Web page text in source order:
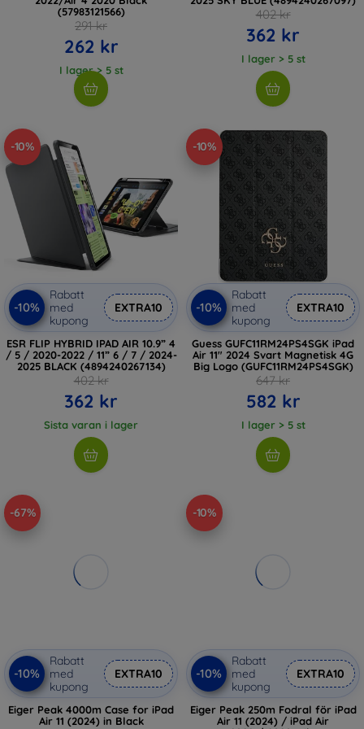
(57983121566)
291 kr
262 kr
I lager > 5 st
402 kr
362 kr
I lager > 5 st
-10%
-10%
Rabatt
med
kupong
EXTRA10
ESR FLIP HYBRID IPAD AIR 10.9” 4
/ 5 / 2020-2022 / 11” 6 / 7 / 2024-
2025 BLACK (4894240267134)
402 kr
362 kr
Sista varan i lager
-10%
-10%
Rabatt
med
kupong
EXTRA10
Guess GUFC11RM24PS4SGK iPad
Air 11" 2024 Svart Magnetisk 4G
Big Logo (GUFC11RM24PS4SGK)
647 kr
582 kr
I lager > 5 st
-67%
-10%
Rabatt
med
kupong
EXTRA10
Eiger Peak 4000m Case for iPad
Air 11 (2024) in Black
-10%
-10%
Rabatt
med
kupong
EXTRA10
Eiger Peak 250m Fodral för iPad
Air 11 (2024) / iPad Air